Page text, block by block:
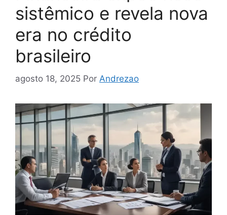
sistêmico e revela nova
era no crédito
brasileiro
agosto 18, 2025 Por Andrezao